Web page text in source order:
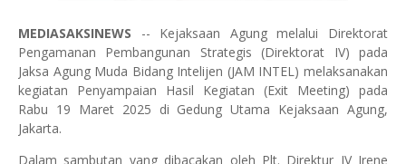
MEDIASAKSINEWS -- Kejaksaan Agung melalui Direktorat
Pengamanan Pembangunan Strategis (Direktorat IV) pada
Jaksa Agung Muda Bidang Intelijen (JAM INTEL) melaksanakan
kegiatan Penyampaian Hasil Kegiatan (Exit Meeting) pada
Rabu 19 Maret 2025 di Gedung Utama Kejaksaan Agung,
Jakarta.
Dalam sambutan yang dibacakan oleh Plt. Direktur IV Irene